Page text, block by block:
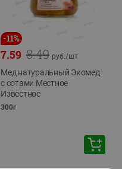
-11%
8.49
7.59 руб./шт
Мед натуральный Экомед
с сотами Местное
Известное
300г